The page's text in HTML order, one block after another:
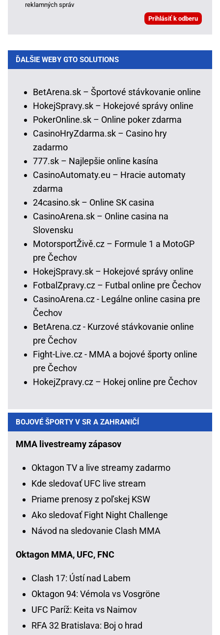
reklamných správ
ĎALŠIE WEBY GTO SOLUTIONS
BetArena.sk – Športové stávkovanie online
HokejSpravy.sk – Hokejové správy online
PokerOnline.sk – Online poker zdarma
CasinoHryZdarma.sk – Casino hry
zadarmo
777.sk – Najlepšie online kasína
CasinoAutomaty.eu – Hracie automaty
zdarma
24casino.sk – Online SK casina
CasinoArena.sk – Online casina na
Slovensku
MotorsportŽivě.cz – Formule 1 a MotoGP
pre Čechov
HokejSpravy.sk – Hokejové správy online
FotbalZpravy.cz – Futbal online pre Čechov
CasinoArena.cz - Legálne online casina pre
Čechov
BetArena.cz - Kurzové stávkovanie online
pre Čechov
Fight-Live.cz - MMA a bojové športy online
pre Čechov
HokejZpravy.cz – Hokej online pre Čechov
BOJOVÉ ŠPORTY V SR A ZAHRANIČÍ
MMA livestreamy zápasov
Oktagon TV a live streamy zadarmo
Kde sledovať UFC live stream
Priame prenosy z poľskej KSW
Ako sledovať Fight Night Challenge
Návod na sledovanie Clash MMA
Oktagon MMA, UFC, FNC
Clash 17: Ústí nad Labem
Oktagon 94: Vémola vs Vosgröne
UFC Paríž: Keita vs Naimov
RFA 32 Bratislava: Boj o hrad